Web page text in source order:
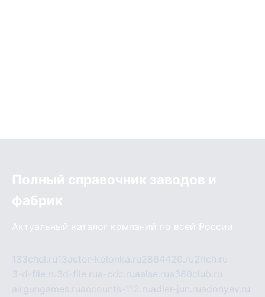
Полный справочник заводов и
фабрик
Актуальный каталог компаний по всей России
133chel.ru13autor-kolonka.ru2864420.ru2rich.ru
3-d-file.ru3d-file.rua-cdc.ruaalse.rua380club.ru
airgungames.ruaccounts-112.ruadler-jun.ruadonyev.ru